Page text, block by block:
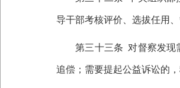
导干部考核评价、选拔任用
第三十三条 对督察发现
追偿；需要提起公益诉讼的